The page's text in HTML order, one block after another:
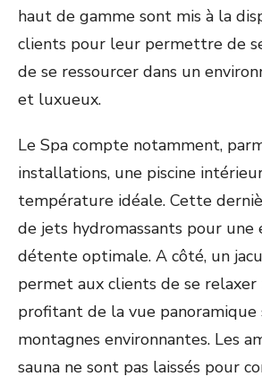
haut de gamme sont mis à la
clients pour leur permettre de
de se ressourcer dans un
et luxueux.
Le Spa compte notamment,
installations, une piscine
température idéale. Cette
de jets hydromassants pour une
détente optimale. A côté, un
permet aux clients de se
profitant de la vue panoramique
montagnes environnantes. Les
sauna ne sont pas laissés pour